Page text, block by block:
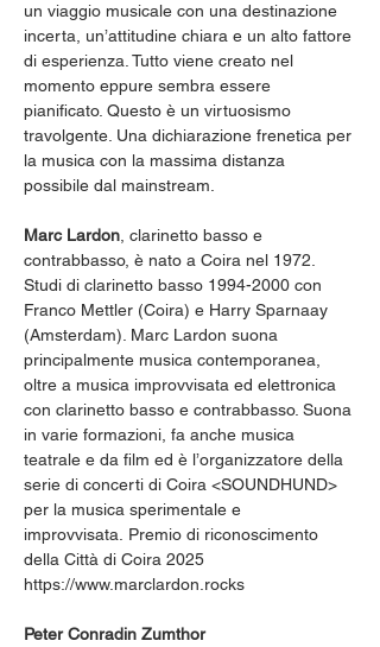
un viaggio musicale con una destinazione
incerta, un’attitudine chiara e un alto fattore
di esperienza. Tutto viene creato nel
momento eppure sembra essere
pianificato. Questo è un virtuosismo
travolgente. Una dichiarazione frenetica per
la musica con la massima distanza
possibile dal mainstream.
Marc Lardon , clarinetto basso e
contrabbasso, è nato a Coira nel 1972.
Studi di clarinetto basso 1994-2000 con
Franco Mettler (Coira) e Harry Sparnaay
(Amsterdam). Marc Lardon suona
principalmente musica contemporanea,
oltre a musica improvvisata ed elettronica
con clarinetto basso e contrabbasso. Suona
in varie formazioni, fa anche musica
teatrale e da film ed è l’organizzatore della
serie di concerti di Coira <SOUNDHUND>
per la musica sperimentale e
improvvisata. Premio di riconoscimento
della Città di Coira 2025
https://www.marclardon.rocks
Peter Conradin Zumthor